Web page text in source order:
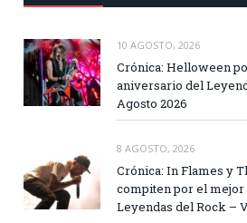
10 AGOSTO, 2026
Crónica: Helloween
aniversario del
Agosto 2026
8 AGOSTO, 2026
Crónica: In Flames y
compiten por el
Leyendas del Rock –